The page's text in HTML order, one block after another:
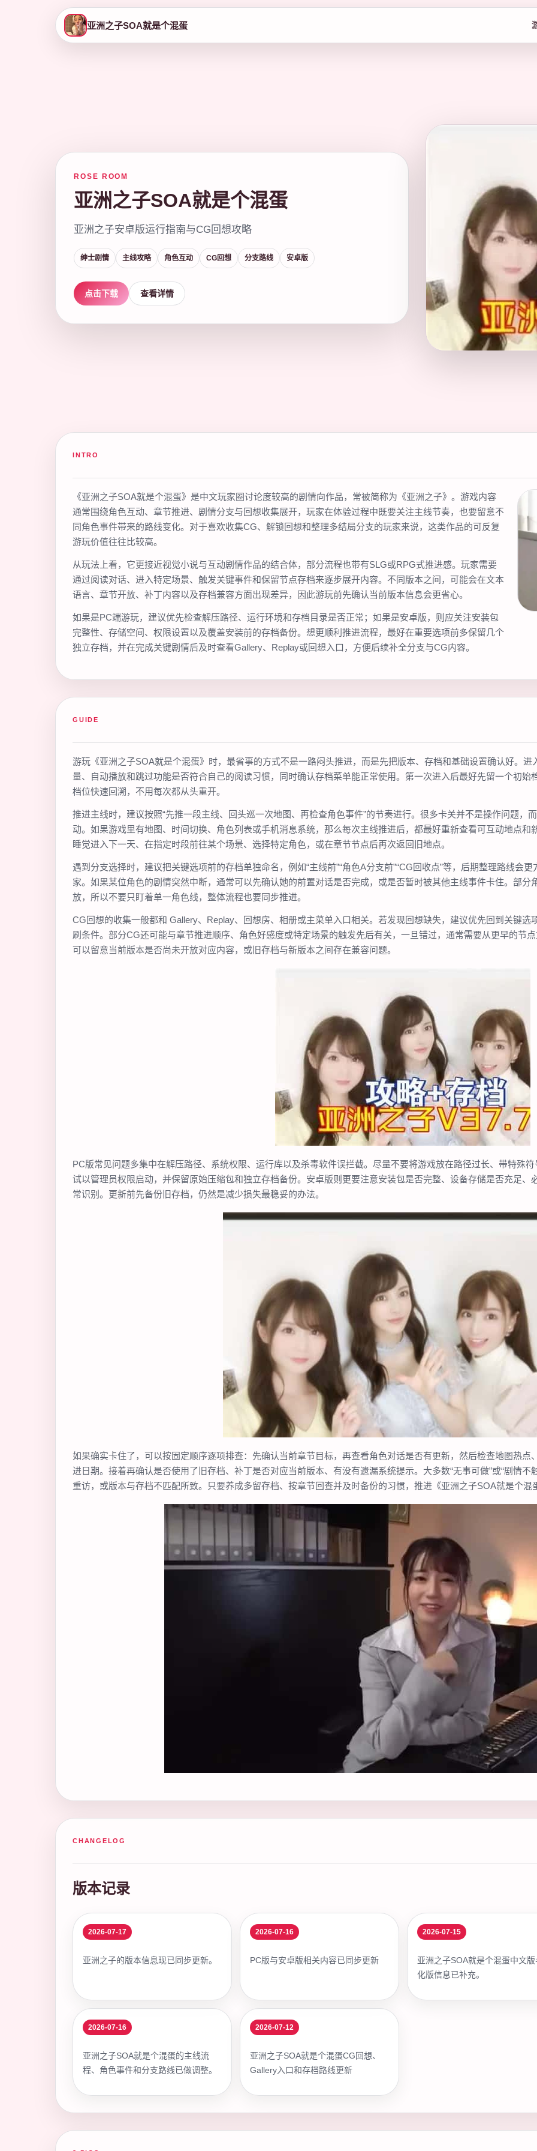
亚洲之子SOA就是个混蛋
ROSE ROOM
亚洲之子SOA就是个混蛋
亚洲之子安卓版运行指南与CG回想攻略
绅士剧情 主线攻略 角色互动 CG回想 分支路线 安卓版
点击下载 查看详情
INTRO
《亚洲之子SOA就是个混蛋》是中文玩家圈讨论度较高的剧情向作品，常被简称为《亚洲之子》。游戏内容
通常围绕角色互动、章节推进、剧情分支与回想收集展开，玩家在体验过程中既要关注主线节奏，也要留意不
同角色事件带来的路线变化。对于喜欢收集CG、解锁回想和整理多结局分支的玩家来说，这类作品的可反复
游玩价值往往比较高。
从玩法上看，它更接近视觉小说与互动剧情作品的结合体，部分流程也带有SLG或RPG式推进感。玩家需要
通过阅读对话、进入特定场景、触发关键事件和保留节点存档来逐步展开内容。不同版本之间，可能会在文本
语言、章节开放、补丁内容以及存档兼容方面出现差异，因此游玩前先确认当前版本信息会更省心。
如果是PC端游玩，建议优先检查解压路径、运行环境和存档目录是否正常；如果是安卓版，则应关注安装包
完整性、存储空间、权限设置以及覆盖安装前的存档备份。想更顺利推进流程，最好在重要选项前多保留几个
独立存档，并在完成关键剧情后及时查看Gallery、Replay或回想入口，方便后续补全分支与CG内容。
GUIDE
游玩《亚洲之子SOA就是个混蛋》时，最省事的方式不是一路闷头推进，而是先把版本、存档和基础设置确认好。
量、自动播放和跳过功能是否符合自己的阅读习惯，同时确认存档菜单能正常使用。第一次进入后最好先留一个初
档位快速回溯，不用每次都从头重开。
推进主线时，建议按照“先推一段主线、回头巡一次地图、再检查角色事件”的节奏进行。很多卡关并不是操作问题，
动。如果游戏里有地图、时间切换、角色列表或手机消息系统，那么每次主线推进后，都最好重新查看可互动地点
睡觉进入下一天、在指定时段前往某个场景、选择特定角色，或在章节节点后再次返回旧地点。
遇到分支选择时，建议把关键选项前的存档单独命名，例如“主线前”“角色A分支前”“CG回收点”等，后期整理路线会
家。如果某位角色的剧情突然中断，通常可以先确认她的前置对话是否完成，或是否暂时被其他主线事件卡住。部
放，所以不要只盯着单一角色线，整体流程也要同步推进。
CG回想的收集一般都和 Gallery、Replay、回想房、相册或主菜单入口相关。若发现回想缺失，建议优先回到关键
刷条件。部分CG还可能与章节推进顺序、角色好感度或特定场景的触发先后有关，一旦错过，通常需要从更早的节
可以留意当前版本是否尚未开放对应内容，或旧存档与新版本之间存在兼容问题。
PC版常见问题多集中在解压路径、系统权限、运行库以及杀毒软件误拦截。尽量不要将游戏放在路径过长、带特殊
试以管理员权限启动，并保留原始压缩包和独立存档备份。安卓版则更要注意安装包是否完整、设备存储是否充足
常识别。更新前先备份旧存档，仍然是减少损失最稳妥的办法。
如果确实卡住了，可以按固定顺序逐项排查：先确认当前章节目标，再查看角色对话是否有更新，然后检查地图热
进日期。接着再确认是否使用了旧存档、补丁是否对应当前版本、有没有遗漏系统提示。大多数“无事可做”或“剧情
重访，或版本与存档不匹配所致。只要养成多留存档、按章节回查并及时备份的习惯，推进《亚洲之子SOA就是个
CHANGELOG
版本记录
2026-07-17
亚洲之子的版本信息现已同步更新。
2026-07-16
PC版与安卓版相关内容已同步更新
2026-07-15
亚洲之子SOA就是个混蛋中文版
化版信息已补充。
2026-07-16
亚洲之子SOA就是个混蛋的主线流
程、角色事件和分支路线已做调整。
2026-07-12
亚洲之子SOA就是个混蛋CG回想、
Gallery入口和存档路线更新